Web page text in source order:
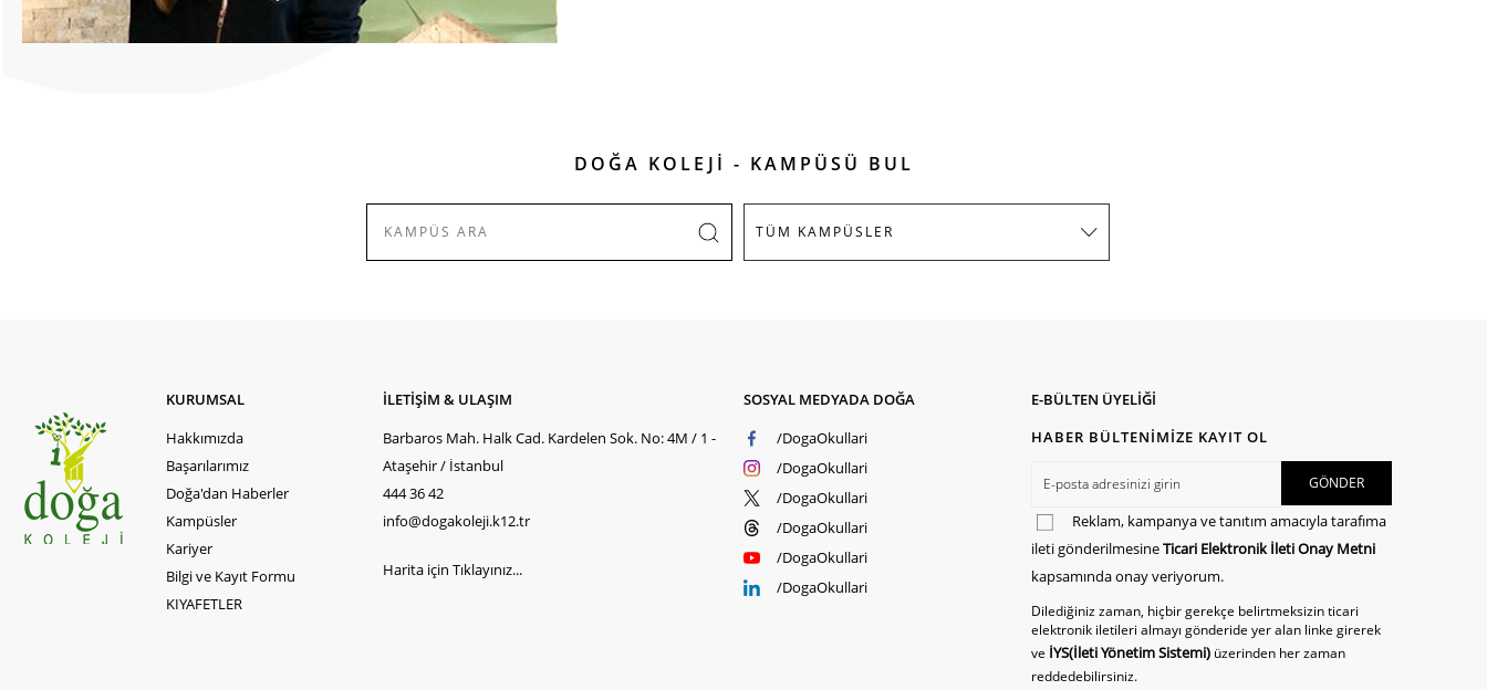
DOĞA KOLEJİ - KAMPÜSÜ BUL
KURUMSAL
Hakkımızda
Başarılarımız
Doğa'dan Haberler
Kampüsler
Kariyer
Bilgi ve Kayıt Formu
KIYAFETLER
İLETİŞİM & ULAŞIM
Barbaros Mah. Halk Cad. Kardelen Sok. No: 4M / 1 -
Ataşehir / İstanbul
444 36 42
info@dogakoleji.k12.tr
Harita için Tıklayınız...
SOSYAL MEDYADA DOĞA
/DogaOkullari
/DogaOkullari
/DogaOkullari
/DogaOkullari
/DogaOkullari
/DogaOkullari
E-BÜLTEN ÜYELİĞİ
HABER BÜLTENİMİZE KAYIT OL
Reklam, kampanya ve tanıtım amacıyla tarafıma
ileti gönderilmesineTicari Elektronik İleti Onay Metni
kapsamında onay veriyorum.
Dilediğiniz zaman, hiçbir gerekçe belirtmeksizin ticari
elektronik iletileri almayı gönderide yer alan linke girerek
ve İYS(İleti Yönetim Sistemi) üzerinden her zaman
reddedebilirsiniz.